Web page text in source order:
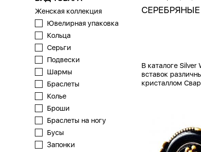
Женская коллекция
Ювелирная упаковка
Кольца
Серьги
Подвески
Шармы
Браслеты
Колье
Броши
Браслеты на ногу
Бусы
Запонки
В каталоге
вставок
кристаллом